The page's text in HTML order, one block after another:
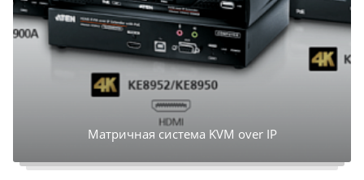
Матричная система KVM over IP